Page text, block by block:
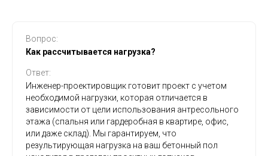
Вопрос:
Как рассчитывается нагрузка?
Ответ:
Инженер-проектировщик готовит проект с учетом
необходимой нагрузки, которая отличается в
зависимости от цели использования антресольного
этажа (спальня или гардеробная в квартире, офис,
или даже склад). Мы гарантируем, что
результирующая нагрузка на ваш бетонный пол